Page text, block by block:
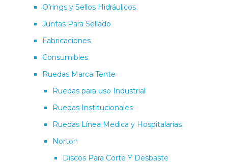
O’rings y Sellos Hidráulicos
Juntas Para Sellado
Fabricaciones
Consumibles
Ruedas Marca Tente
Ruedas para uso Industrial
Ruedas Institucionales
Ruedas Línea Medica y Hospitalarias
Norton
Discos Para Corte Y Desbaste